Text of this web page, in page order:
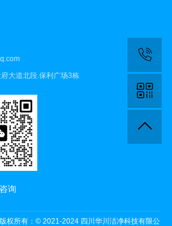
大道北段.保利广场3栋
询
版权所有：© 2021-2024 四川华川洁净科技有限公